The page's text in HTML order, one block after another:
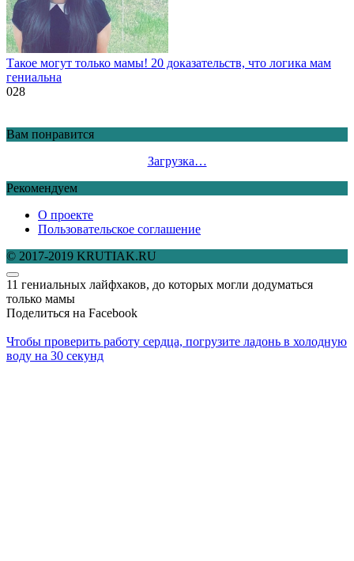
Такое могут только мамы! 20 доказательств, что логика мам
гениальна
028
Вам понравится
Загрузка…
Рекомендуем
О проекте
Пользовательское соглашение
© 2017-2019 KRUTIAK.RU
11 гениальных лайфхаков, до которых могли додуматься
только мамы
Поделиться на Facebook
Чтобы проверить работу сердца, погрузите ладонь в холодную
воду на 30 секунд